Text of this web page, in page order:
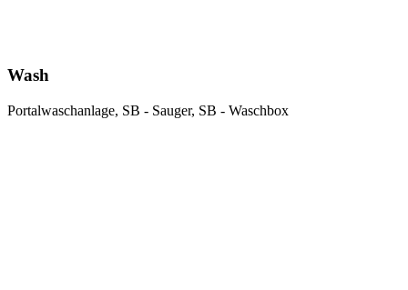
Wash
Portalwaschanlage, SB - Sauger, SB - Waschbox